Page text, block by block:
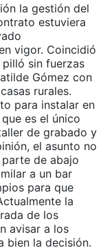
la gestión del
estuviera
vigor. Coincidió
sin fuerzas
Gómez con
rurales.
para instalar en
es el único
de grabado y
el asunto no
de abajo
a un bar
para que
la
de los
avisar a los
bien la decisión.